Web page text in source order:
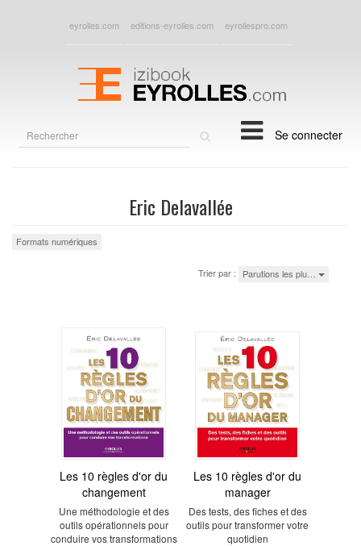
eyrolles.com editions-eyrolles.com eyrollespro.com
Se connecter
Eric Delavallée
Formats numériques
Trier par : Parutions les plu…
Les 10 règles d'or du
changement
Une méthodologie et des
outils opérationnels pour
conduire vos transformations
Les 10 règles d'or du
manager
Des tests, des fiches et des
outils pour transformer votre
quotidien